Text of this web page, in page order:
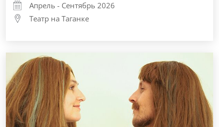
Апрель - Сентябрь 2026
Театр на Таганке